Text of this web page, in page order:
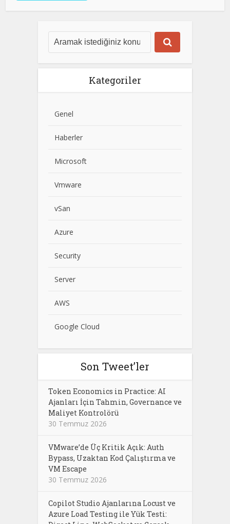
Kategoriler
Genel
Haberler
Microsoft
Vmware
vSan
Azure
Security
Server
AWS
Google Cloud
Son Tweet’ler
Token Economics in Practice: AI
Ajanları İçin Tahmin, Governance ve
Maliyet Kontrolörü
30 Temmuz 2026
VMware’de Üç Kritik Açık: Auth
Bypass, Uzaktan Kod Çalıştırma ve
VM Escape
30 Temmuz 2026
Copilot Studio Ajanlarına Locust ve
Azure Load Testing ile Yük Testi: